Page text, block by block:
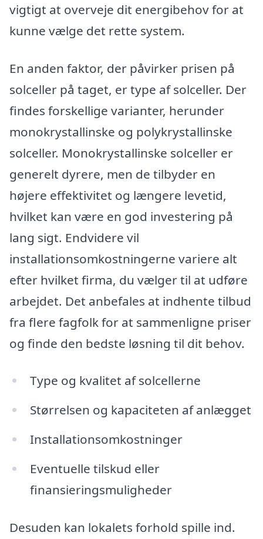
vigtigt at overveje dit energibehov for at
kunne vælge det rette system.
En anden faktor, der påvirker prisen på
solceller på taget, er type af solceller. Der
findes forskellige varianter, herunder
monokrystallinske og polykrystallinske
solceller. Monokrystallinske solceller er
generelt dyrere, men de tilbyder en
højere effektivitet og længere levetid,
hvilket kan være en god investering på
lang sigt. Endvidere vil
installationsomkostningerne variere alt
efter hvilket firma, du vælger til at udføre
arbejdet. Det anbefales at indhente tilbud
fra flere fagfolk for at sammenligne priser
og finde den bedste løsning til dit behov.
Type og kvalitet af solcellerne
Størrelsen og kapaciteten af anlægget
Installationsomkostninger
Eventuelle tilskud eller
finansieringsmuligheder
Desuden kan lokalets forhold spille ind.